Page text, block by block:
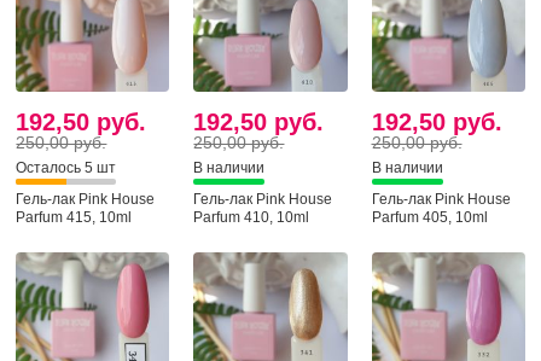
192,50 руб.
250,00 руб.
Осталось 5 шт
Гель-лак Pink House
Parfum 415, 10ml
192,50 руб.
250,00 руб.
В наличии
Гель-лак Pink House
Parfum 410, 10ml
192,50 руб.
250,00 руб.
В наличии
Гель-лак Pink House
Parfum 405, 10ml